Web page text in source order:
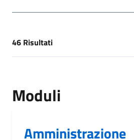
[results] Risultati
46 Risultati
Moduli
Amministrazione